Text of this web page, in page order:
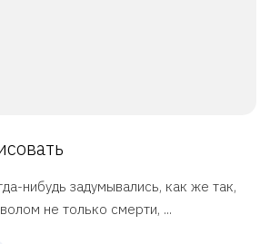
нибудь задумывались, как же так,
не только смерти, ...